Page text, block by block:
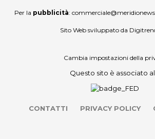
Per la pubblicità:
Sito Web sviluppato da
Cambia impostazioni della
Questo sito è associato
CONTATTI PRIVACY POLICY